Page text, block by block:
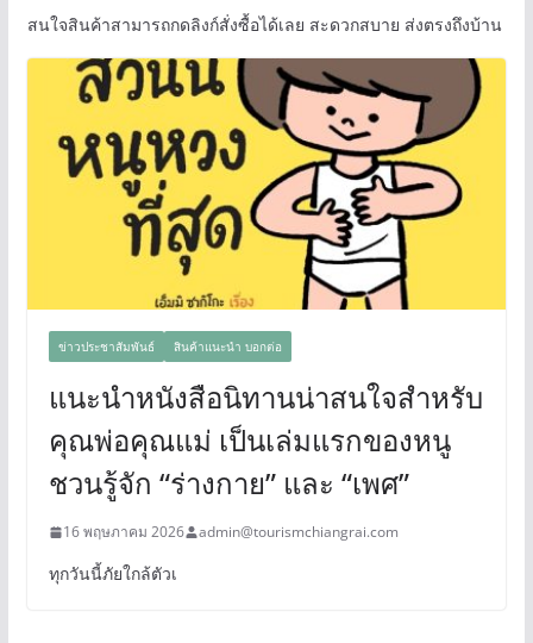
สนใจสินค้าสามารถกดลิงก์สั่งซื้อได้เลย สะดวกสบาย ส่งตรงถึงบ้าน
ข่าวประชาสัมพันธ์ สินค้าแนะนำ บอกต่อ
แนะนำหนังสือนิทานน่าสนใจสำหรับ
คุณพ่อคุณแม่ เป็นเล่มแรกของหนู
ชวนรู้จัก “ร่างกาย” และ “เพศ”
16 พฤษภาคม 2026 admin@tourismchiangrai.com
ทุกวันนี้ภัยใกล้ตัวเ